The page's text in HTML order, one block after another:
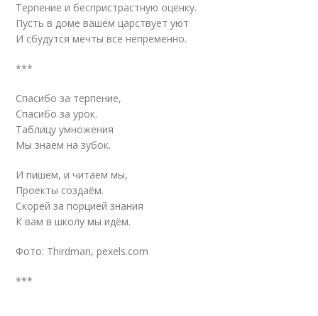
Терпение и беспристрастную оценку.
Пусть в доме вашем царствует уют
И сбудутся мечты все непременно.
***
Спасибо за терпение,
Спасибо за урок.
Таблицу умножения
Мы знаем на зубок.
И пишем, и читаем мы,
Проекты создаём.
Скорей за порцией знания
К вам в школу мы идём.
Фото: Thirdman, pexels.com
***